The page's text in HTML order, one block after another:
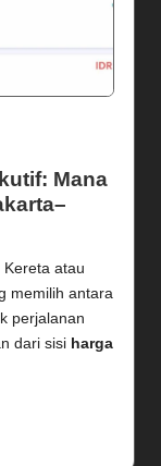
Mana
atau
memilih antara
perjalanan
dari sisi harga